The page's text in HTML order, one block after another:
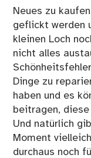
Neues zu
geflickt werden
kleinen Loch
nicht alles
Dinge zu
haben und es
beitragen,
Und natürlich
Moment
durchaus noch